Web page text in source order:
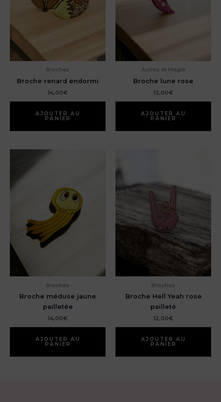
Broches
Broche renard endormi
14,00€
AJOUTER AU
PANIER
Astres et Magie
Broche lune rose
12,00€
AJOUTER AU
PANIER
Broches
Broche méduse jaune
pailletée
14,00€
AJOUTER AU
PANIER
Broches
Broche Hell Yeah rose
pailleté
12,00€
AJOUTER AU
PANIER